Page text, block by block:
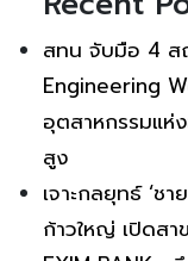
สทน จับมือ 4 ส
Engineering
อุตสาหกรรมแห่
สูง
เจาะกลยุทธ์ ‘ช
ก้าวใหญ่ เปิดส